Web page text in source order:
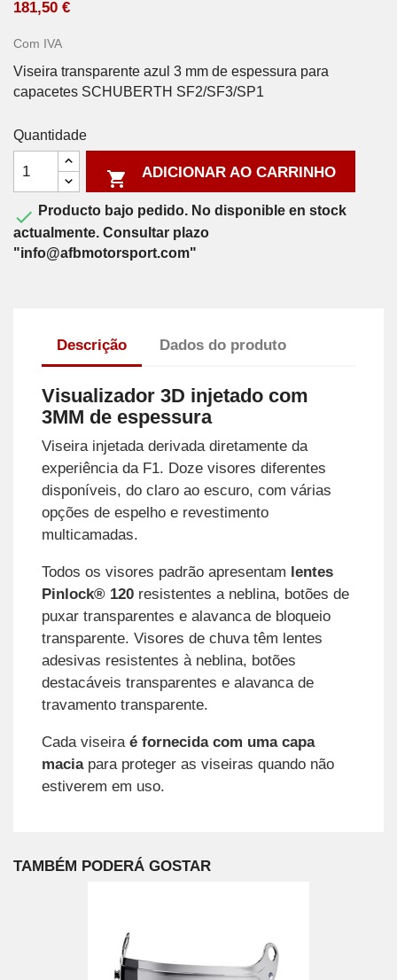
181,50 €
Com IVA
Viseira transparente azul 3 mm de espessura para
capacetes SCHUBERTH SF2/SF3/SP1
Quantidade
 ADICIONAR AO CARRINHO
 Producto bajo pedido. No disponible en stock
actualmente. Consultar plazo
"info@afbmotorsport.com"
Descrição Dados do produto
Visualizador 3D injetado com
3MM de espessura
Viseira injetada derivada diretamente da
experiência da F1. Doze visores diferentes
disponíveis, do claro ao escuro, com várias
opções de espelho e revestimento
multicamadas.
Todos os visores padrão apresentam lentes
Pinlock® 120resistentes a neblina, botões de
puxar transparentes e alavanca de bloqueio
transparente. Visores de chuva têm lentes
adesivas resistentes à neblina, botões
destacáveis transparentes e alavanca de
travamento transparente.
Cada viseira é fornecida com uma capa
maciapara proteger as viseiras quando não
estiverem em uso.
TAMBÉM PODERÁ GOSTAR